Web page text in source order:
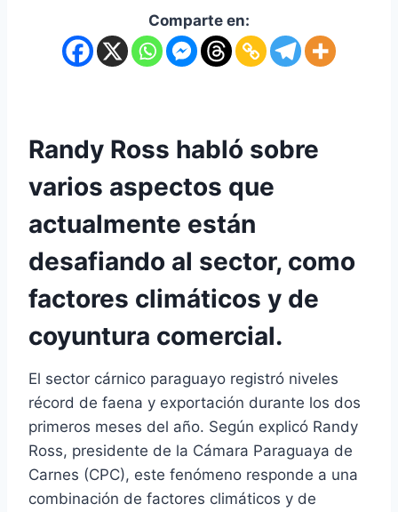
Comparte en:
Randy Ross habló sobre
varios aspectos que
actualmente están
desafiando al sector, como
factores climáticos y de
coyuntura comercial.
El sector cárnico paraguayo registró niveles
récord de faena y exportación durante los dos
primeros meses del año. Según explicó Randy
Ross, presidente de la Cámara Paraguaya de
Carnes (CPC), este fenómeno responde a una
combinación de factores climáticos y de